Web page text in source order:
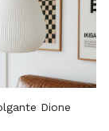
Dione